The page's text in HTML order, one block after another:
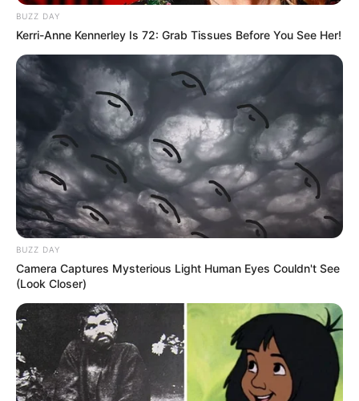
ΜΙΛΩΝΤΑΣ ΕΙΔΙΚΑ
ΓΙΑ ΤΟΥΣ
BUZZ DAY
Kerri-Anne Kennerley Is 72: Grab Tissues Before You See Her!
BUZZ DAY
Camera Captures Mysterious Light Human Eyes Couldn't See
(Look Closer)